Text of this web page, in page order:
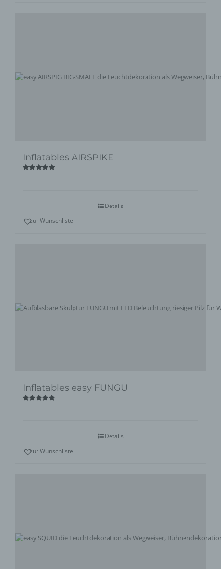
Inflatables AIRSPIKE
Details
zur Wunschliste
Inflatables easy FUNGU
Details
zur Wunschliste